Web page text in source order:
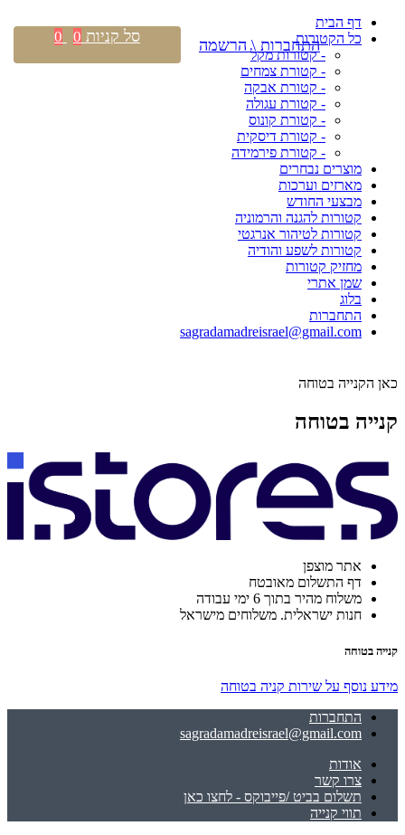
דף הבית
כל הקטורות
- קטורות מקל
- קטורת צמחים
- קטורת אבקה
- קטורת עגולה
- קטורת קונוס
- קטורת דיסקית
- קטורת פירמידה
מוצרים נבחרים
מארזים וערכות
מבצעי החודש
קטורות להגנה והרמוניה
קטורות לטיהור אנרגטי
קטורות לשפע והודיה
מחזיק קטורות
שמן אתרי
בלוג
התחברות
sagradamadreisrael@gmail.com
כאן הקנייה בטוחה
קנייה בטוחה
אתר מוצפן
דף התשלום מאובטח
משלוח מהיר בתוך 6 ימי עבודה
חנות ישראלית. משלוחים מישראל
קנייה בטוחה
מידע נוסף על שירות קניה בטוחה
התחברות
sagradamadreisrael@gmail.com
אודות
צרו קשר
תשלום בביט /פייבוקס - לחצו כאן
תווי קנייה
התחברות \ הרשמה סל קניות 0
0